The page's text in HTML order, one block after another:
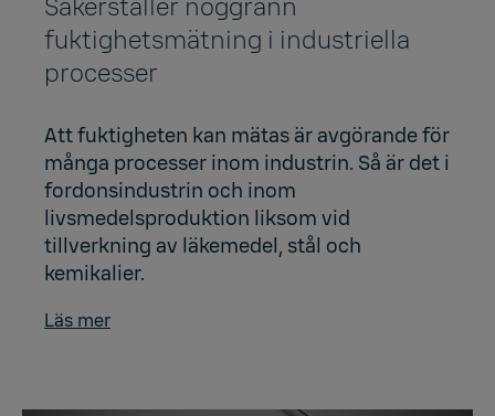
Säkerställer noggrann
fuktighetsmätning i industriella
processer
Att fuktigheten kan mätas är avgörande för
många processer inom industrin. Så är det i
fordonsindustrin och inom
livsmedelsproduktion liksom vid
tillverkning av läkemedel, stål och
kemikalier.
Läs mer